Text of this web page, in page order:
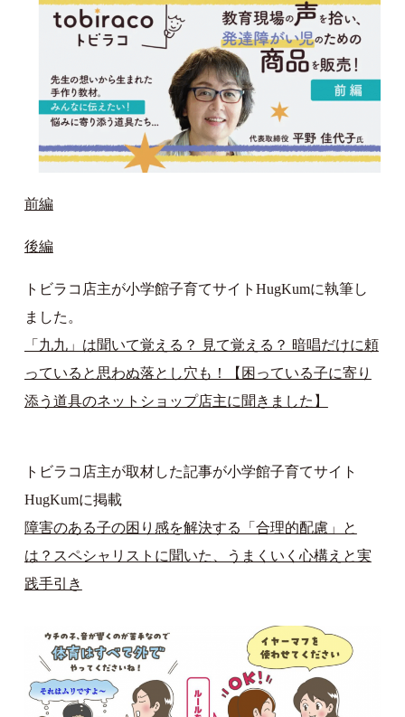
前編
後編
トビラコ店主が小学館子育てサイトHugKumに執筆し
ました。
「九九」は聞いて覚える？ 見て覚える？ 暗唱だけに頼
っていると思わぬ落とし穴も！【困っている子に寄り
添う道具のネットショップ店主に聞きました】
トビラコ店主が取材した記事が小学館子育てサイト
HugKumに掲載
障害のある子の困り感を解決する「合理的配慮」と
は？スペシャリストに聞いた、うまくいく心構えと実
践手引き